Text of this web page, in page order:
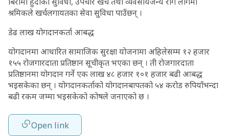
श्रमिकले खर्चलगायतका सेवा सुविधा पाउँछन् ।
डेढ लाख योगदानकर्ता आबद्ध
योगदानमा आधारित सामाजिक सुरक्षा योजनामा अहिलेसम्म १२ हजार
१५५ रोजगारदाता प्रतिष्ठान सूचीकृत भएका छन् । ती रोजगारदाता
प्रतिष्ठानमा योगदान गर्ने एक लाख ४८ हजार १०१ हजार बढी आबद्ध
भइसकेका छन् । योगदानकर्ताको योगदानबापतको ५४ करोड रुपियाँभन्दा
बढी रकम जम्मा भइसकेको कोषले जनाएको छ ।
Open link